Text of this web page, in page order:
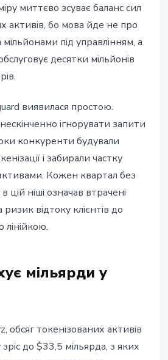
миттєво зсуває баланс сил
активів, бо мова йде не про
мільйонами під управлінням, а
десятки мільйонів
виявилася простою.
ігнорувати запити
конкуренти будували
і забирали частку
Кожен квартал без
цій ніші означав втрачені
ризик відтоку клієнтів до
мільярди у
обсяг токенізованих активів
до $33,5 мільярда, з яких